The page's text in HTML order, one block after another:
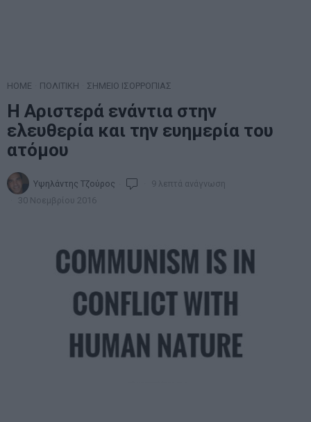
HOME ΠΟΛΙΤΙΚΗ ΣΗΜΕΙΟ ΙΣΟΡΡΟΠΙΑΣ
Η Αριστερά ενάντια στην
ελευθερία και την ευημερία του
ατόμου
Υψηλάντης Τζούρος
9 λεπτά ανάγνωση
30 Νοεμβρίου 2016